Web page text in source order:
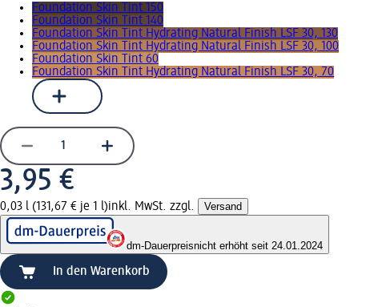
Foundation Skin Tint 150
Foundation Skin Tint 140
Foundation Skin Tint Hydrating Natural Finish LSF 30, 130
Foundation Skin Tint Hydrating Natural Finish LSF 30, 100
Foundation Skin Tint 60
Foundation Skin Tint Hydrating Natural Finish LSF 30, 70
3,95 €
0,03 l (131,67 € je 1 l)inkl. MwSt. zzgl. Versand
dm-Dauerpreisnicht erhöht seit 24.01.2024
In den Warenkorb